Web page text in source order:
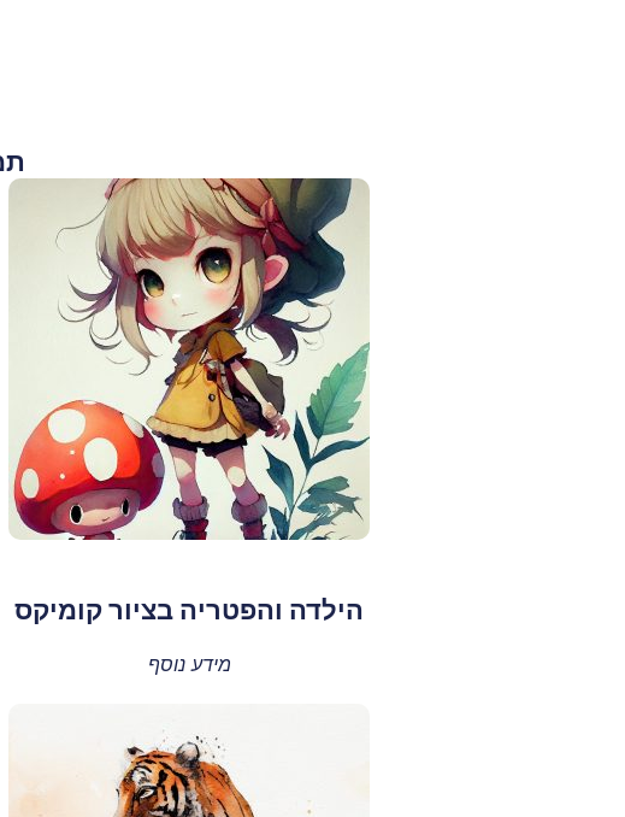
הילדה והפטריה בציור קומיקס
מידע נוסף